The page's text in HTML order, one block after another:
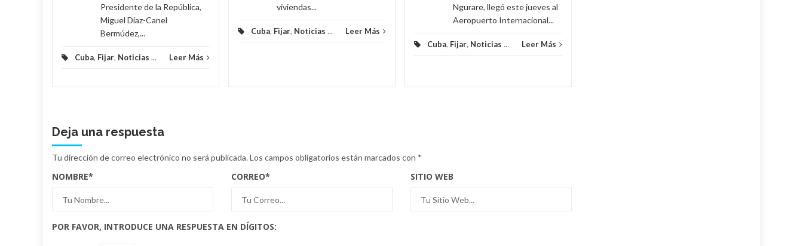
Presidente de la República,
Miguel Díaz-Canel
Bermúdez,...
Cuba, Fijar, Noticias ... Leer Más
viviendas...
Cuba, Fijar, Noticias ... Leer Más
Ngurare, llegó este jueves al
Aeropuerto Internacional...
Cuba, Fijar, Noticias ... Leer Más
Deja una respuesta
Tu dirección de correo electrónico no será publicada.Los campos obligatorios están marcados con *
NOMBRE* CORREO* SITIO WEB
POR FAVOR, INTRODUCE UNA RESPUESTA EN DÍGITOS: